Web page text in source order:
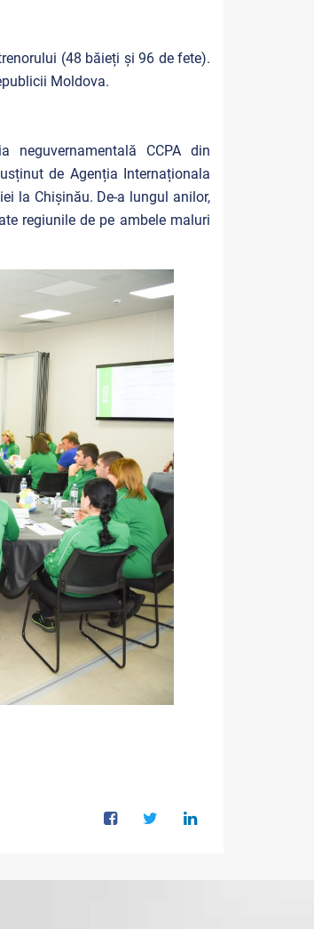
(48 băieți și 96 de fete).
Moldova.
neguvernamentală CCPA din
de Agenția Internaționala
la Chișinău. De-a lungul anilor,
regiunile de pe ambele maluri